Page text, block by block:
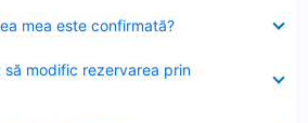
mea este confirmată?
să modific rezervarea prin